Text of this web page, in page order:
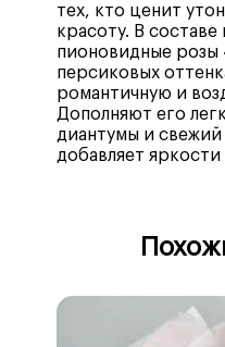
тех, кто ценит
красоту. В
пионовидные розы
персиковых
романтичную и
Дополняют его
диантумы и
добавляет
различные
и дебетовые
максимальный
при совершении
Стоимость
оформлении заказа.
Минимальное